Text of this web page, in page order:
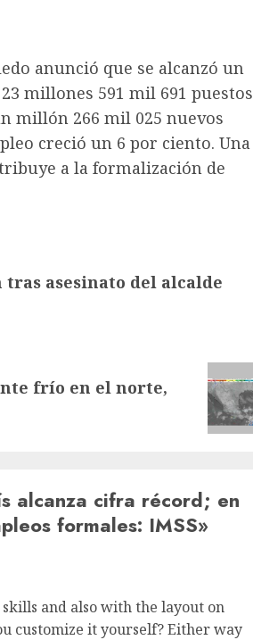
anunció que se alcanzó un
millones 591 mil 691 puestos
millón 266 mil 025 nuevos
creció un 6 por ciento. Una
a la formalización de
tras asesinato del alcalde
frío en el norte,
alcanza cifra récord; en
formales: IMSS»
and also with the layout on
customize it yourself? Either way